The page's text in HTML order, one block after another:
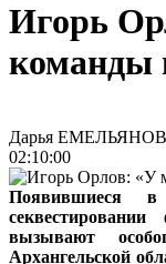
Игорь
команды
Дарья
02:10:00
Появившиеся
вызывают
Архангельской